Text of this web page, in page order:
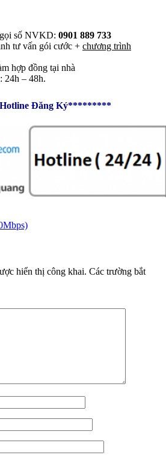
số NVKD: 0901 889 733
tư vấn gói cước + chương trình
hợp đồng tại nhà
24h – 48h.
Đăng Ký*********
hiển thị công khai. Các trường bắt